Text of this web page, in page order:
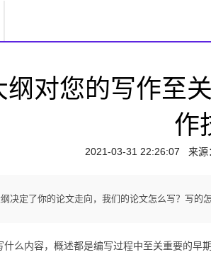
纲对您的写作至
作
2021-03-31 22:26:07 来源
决定了你的论文走向，我们的论文怎么写？写的
内容，概述都是编写过程中至关重要的早